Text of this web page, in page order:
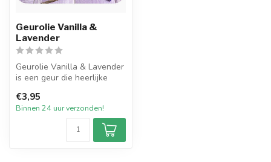
Geurolie Vanilla &
Lavender
Geurolie Vanilla & Lavender
is een geur die heerlijke
de...
€3,95
Binnen 24 uur verzonden!